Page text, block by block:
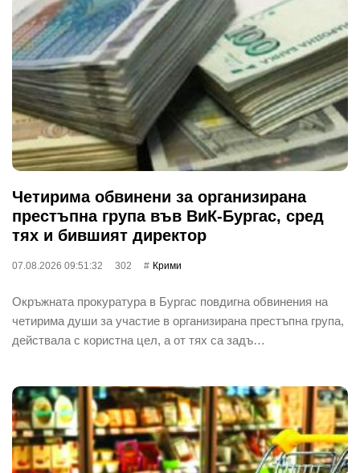
Четирима обвинени за организирана
престъпна група във ВиК-Бургас, сред
тях и бившият директор
07.08.2026 09:51:32 302 Крими
Окръжната прокуратура в Бургас повдигна обвинения на
четирима души за участие в организирана престъпна група,
действала с користна цел, а от тях са задъ…